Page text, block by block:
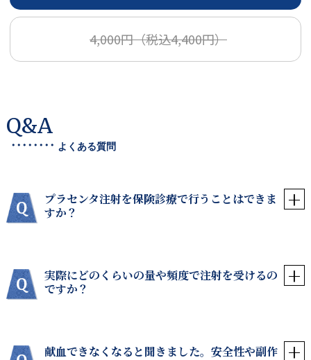
4,000円（税込4,400円）
Q&A
・・・・・・・・ よくある質問
プラセンタ注射を保険診療で行うことはできま
すか？
実際にどのくらいの量や頻度で注射を受けるの
ですか？
献血できなくなると聞きました。安全性や副作